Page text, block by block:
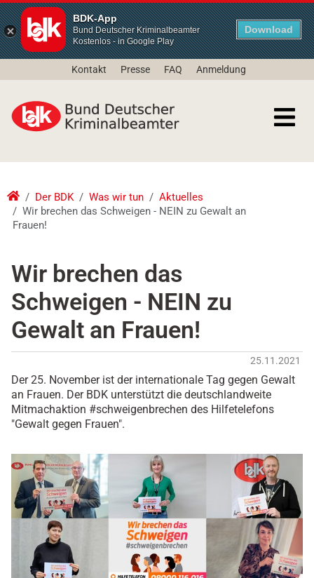
BDK-App
Bund Deutscher Kriminalbeamter
Kostenlos - in Google Play
Download
Kontakt Presse FAQ Anmeldung
Der BDK Was wir tun
Aktuelles
Wir brechen das Schweigen - NEIN zu Gewalt an
Frauen!
Wir brechen das
Schweigen - NEIN zu
Gewalt an Frauen!
25.11.2021
Der 25. November ist der internationale Tag gegen Gewalt
an Frauen. Der BDK unterstützt die deutschlandweite
Mitmachaktion #schweigenbrechen des Hilfetelefons
"Gewalt gegen Frauen".